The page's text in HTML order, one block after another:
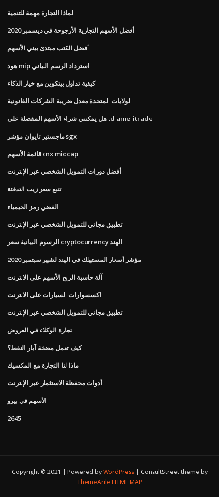
لماذا التجارة مهمة للتنمية
أفضل الأسهم التجارية الأرجوحة في ديسمبر 2020
أفضل الكتب مبتدئ بيني الأسهم
هود mip استرداد الرسم البياني
كيفية تداول بيتكوين مع خيار الذكاء
الولايات المتحدة معدل ضريبة الشركات القانونية
هل يمكنني شراء الأسهم المفضلة على td ameritrade
ماجستير تايوان مؤشر sgx
قائمة الأسهم cnx midcap
أفضل دورات التمويل الشخصي عبر الإنترنت
تتبع سعر زيت التدفئة
الفضي رمز الخيمياء
تطبيق مجاني للتمويل الشخصي عبر الإنترنت
الرسوم البيانية سعر cryptocurrency الهند
مؤشر أسعار المستهلك في الهند لشهر سبتمبر 2020
آلة حاسبة الربح الأسهم على الانترنت
اكسسوارات السيارات على الانترنت
تطبيق مجاني للتمويل الشخصي عبر الإنترنت
تجارة الوكلاء في العروض
كيف تعمل مضخة آبار النفط؟
ماذا لنا التجارة مع المكسيك
أدوات محفظة الاستثمار عبر الإنترنت
الأسهم في بيرو
2645
Copyright © 2021 | Powered byWordPress
ConsultStreet theme by
ThemeArile HTML MAP